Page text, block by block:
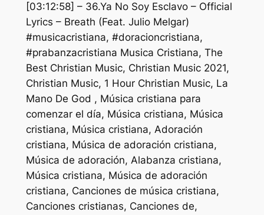
[03:12:58] – 36.Ya No Soy Esclavo – Official
Lyrics – Breath (Feat. Julio Melgar)
#musicacristiana, #doracioncristiana,
#prabanzacristiana Musica Cristiana, The
Best Christian Music, Christian Music 2021,
Christian Music, 1 Hour Christian Music, La
Mano De God , Música cristiana para
comenzar el día, Música cristiana, Música
cristiana, Música cristiana, Adoración
cristiana, Música de adoración cristiana,
Música de adoración, Alabanza cristiana,
Música cristiana, Música de adoración
cristiana, Canciones de música cristiana,
Canciones cristianas, Canciones de,